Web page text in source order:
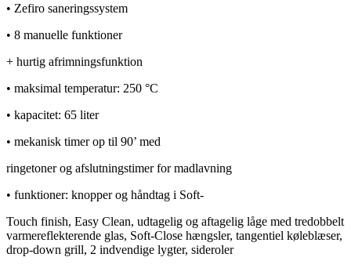
• Zefiro saneringssystem
• 8 manuelle funktioner
+ hurtig afrimningsfunktion
• maksimal temperatur: 250 °C
• kapacitet: 65 liter
• mekanisk timer op til 90’ med
ringetoner og afslutningstimer for madlavning
• funktioner: knopper og håndtag i Soft-
Touch finish, Easy Clean, udtagelig og aftagelig låge med tredobbelt
varmereflekterende glas, Soft-Close hængsler, tangentiel køleblæser,
drop-down grill, 2 indvendige lygter, sideroler